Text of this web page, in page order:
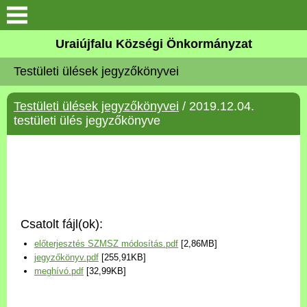
Köszöntő
Elérhetőségek
Uraiújfalu
Választási információk
Versenyképes Járások
Uraiújfalu Községi Önkormányzat
Testületi ülések jegyzőkönyvei
Testületi ülések jegyzőkönyvei / 2019.12.04.
testületi ülés jegyzőkönyve
Csatolt fájl(ok):
előterjesztés SZMSZ módosítás.pdf [2,86MB]
jegyzőkönyv.pdf [255,91KB]
meghívó.pdf [32,99KB]